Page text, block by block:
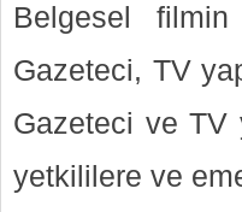
Belgesel filmin
Gazeteci, TV
Gazeteci ve TV
yetkililere ve